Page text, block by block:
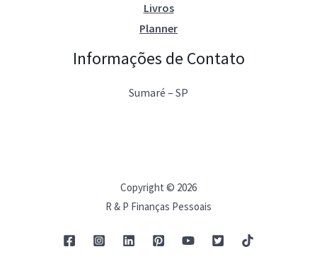
Livros
Planner
Informações de Contato
Sumaré – SP
Copyright © 2026
R & P Finanças Pessoais